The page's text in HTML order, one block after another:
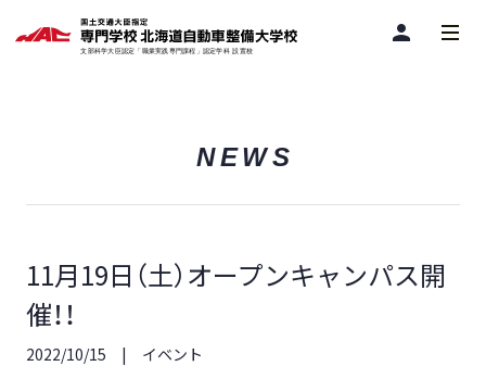
person
NEWS
11月19日（土）オープンキャンパス開
催！！
2022/10/15 イベント